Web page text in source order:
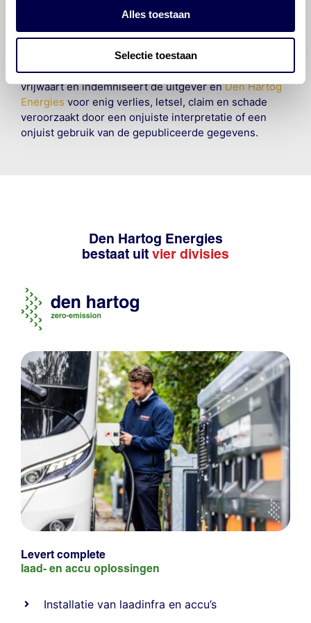
Alles toestaan
Selectie toestaan
informatie. Door deze olieaanbevelingsinformatie te
hij/zij de ervaring, de kennis en het vermogen heeft
om de vereiste onderhoudswerkzaamheden op een
veilige en verantwoorde manier uit te voeren. Hij/zij
vrijwaart en indemniseert de uitgever enDen Hartog
Energies voor enig verlies, letsel, claim en schade
veroorzaakt door een onjuiste interpretatie of een
onjuist gebruik van de gepubliceerde gegevens.
Den Hartog Energies
bestaat uit vier divisies
Levert complete
laad- en accu oplossingen
Installatie van laadinfra en accu’s